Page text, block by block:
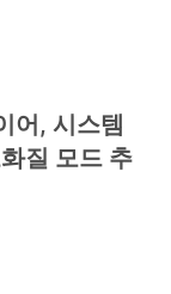
어, 시스템
질 모드 추